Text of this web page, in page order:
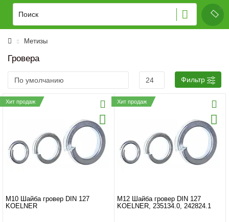
Метизы
Гровера
Фильтр
Хит продаж
M10 Шайба гровер DIN 127
KOELNER
Хит продаж
M12 Шайба гровер DIN 127
KOELNER, 235134.0, 242824.1